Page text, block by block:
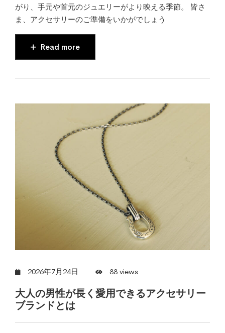
がり、手元や首元のジュエリーがより映える季節。 皆さ
ま、アクセサリーのご準備をいかがでしょう
Read more
2026年7月24日 88 views
大人の男性が長く愛用できるアクセサリー
ブランドとは